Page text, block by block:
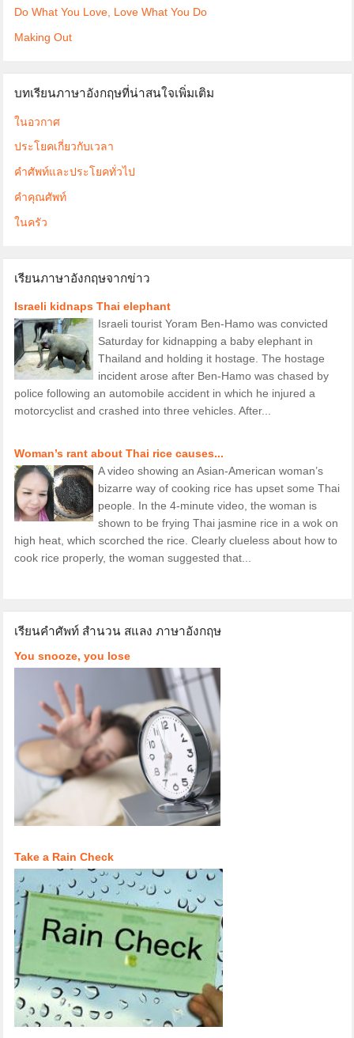
Do What You Love, Love What You Do
Making Out
บทเรียนภาษาอังกฤษที่น่าสนใจเพิ่มเติม
ในอวกาศ
ประโยคเกี่ยวกับเวลา
คำศัพท์และประโยคทั่วไป
คำคุณศัพท์
ในครัว
เรียนภาษาอังกฤษจากข่าว
Israeli kidnaps Thai elephant
Israeli tourist Yoram Ben-Hamo was convicted
Saturday for kidnapping a baby elephant in
Thailand and holding it hostage. The hostage
incident arose after Ben-Hamo was chased by
police following an automobile accident in which he injured a
motorcyclist and crashed into three vehicles. After...
Woman’s rant about Thai rice causes...
A video showing an Asian-American woman’s
bizarre way of cooking rice has upset some Thai
people. In the 4-minute video, the woman is
shown to be frying Thai jasmine rice in a wok on
high heat, which scorched the rice. Clearly clueless about how to
cook rice properly, the woman suggested that...
เรียนคำศัพท์ สำนวน สแลง ภาษาอังกฤษ
You snooze, you lose
Take a Rain Check